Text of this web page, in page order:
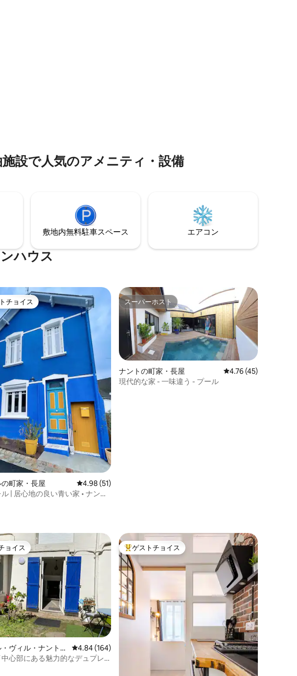
設で人気のアメニティ・設備
敷地内無料駐⁠車ス⁠ペ⁠ー⁠ス エアコン
ハウス
4.95つ星の平均評価
ゲストチョイスです。
チョイス
町家・長屋 レビュー51件、5つ星中4.98つ星の平均評価
4.98 (51)
| 居心地の良い青い家 • ナント
スーパーホスト
スーパーホスト
ナントの町家・長屋 レビュー45件、5つ
4.76 (45)
現代的な家 - 一味違う - プール
4.85つ星の平均評価
ョイス
ョイス
ヴィル・ナントの
レビュー164件、5つ星中4.84つ星の平均評価
4.84 (164)
心部にある魅力的なデュプレ
大好評のゲストチョイスです。
ゲストチョイス